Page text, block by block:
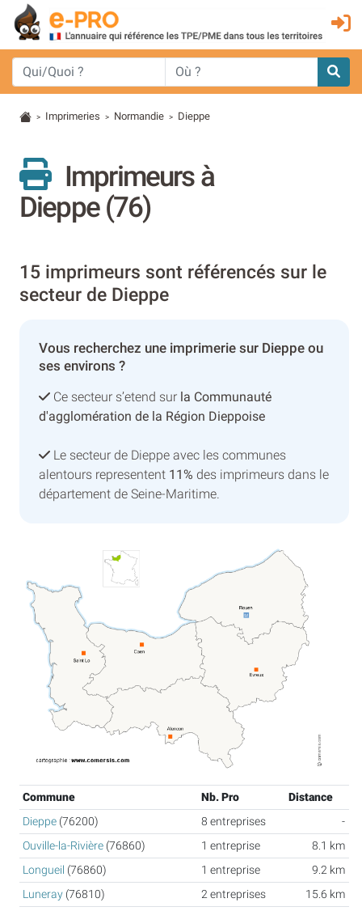
> Imprimeries > Normandie > Dieppe
Imprimeurs à
Dieppe (76)
15 imprimeurs sont référencés sur le
secteur de Dieppe
Vous recherchez une imprimerie sur Dieppe ou
ses environs ?
Ce secteur s’etend sur la Communauté
d'agglomération de la Région Dieppoise
Le secteur de Dieppe avec les communes
alentours representent 11% des imprimeurs dans le
département de Seine-Maritime.
Commune Nb. Pro
Distance
Dieppe (76200) 8 entreprises
-
Ouville-la-Rivière (76860) 1 entreprise
8.1 km
Longueil (76860) 1 entreprise
9.2 km
Luneray (76810) 2 entreprises
15.6 km